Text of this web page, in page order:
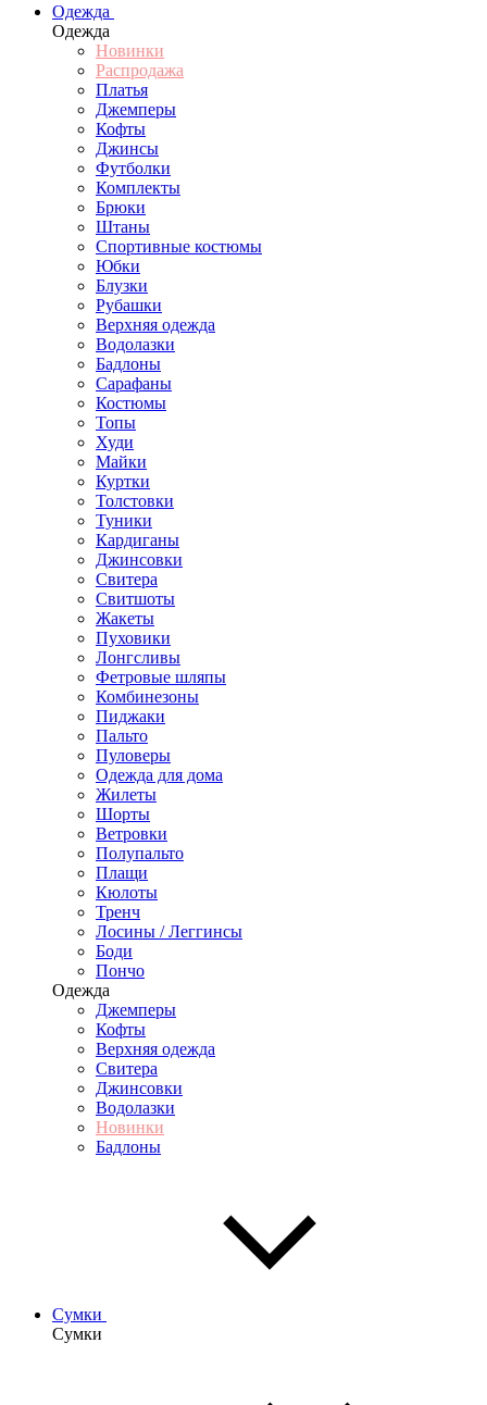
Одежда
Одежда
Новинки
Распродажа
Платья
Джемперы
Кофты
Джинсы
Футболки
Комплекты
Брюки
Штаны
Спортивные костюмы
Юбки
Блузки
Рубашки
Верхняя одежда
Водолазки
Бадлоны
Сарафаны
Костюмы
Топы
Худи
Майки
Куртки
Толстовки
Туники
Кардиганы
Джинсовки
Свитера
Свитшоты
Жакеты
Пуховики
Лонгсливы
Фетровые шляпы
Комбинезоны
Пиджаки
Пальто
Пуловеры
Одежда для дома
Жилеты
Шорты
Ветровки
Полупальто
Плащи
Кюлоты
Тренч
Лосины / Леггинсы
Боди
Пончо
Одежда
Джемперы
Кофты
Верхняя одежда
Свитера
Джинсовки
Водолазки
Новинки
Бадлоны
Сумки
Сумки